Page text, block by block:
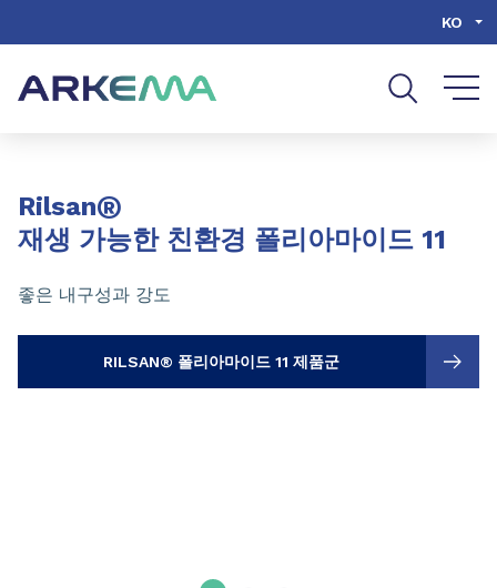
KO
Rilsan®
재생 가능한 친환경 폴리아마이드 11
좋은 내구성과 강도
RILSAN® 폴리아마이드 11 제품군